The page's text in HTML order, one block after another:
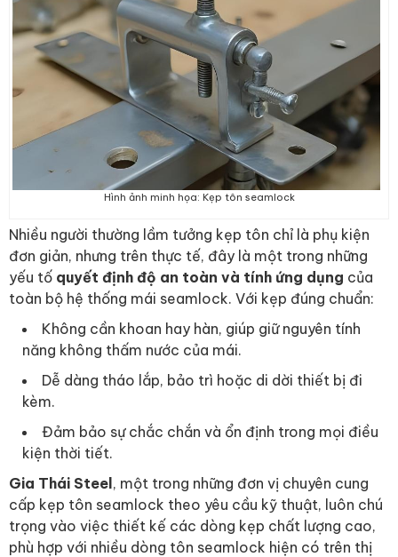
Hình ảnh minh họa: Kẹp tôn seamlock
Nhiều người thường lầm tưởng kẹp tôn chỉ là phụ kiện
đơn giản, nhưng trên thực tế, đây là một trong những
yếu tố quyết định độ an toàn và tính ứng dụng của
toàn bộ hệ thống mái seamlock. Với kẹp đúng chuẩn:
Không cần khoan hay hàn, giúp giữ nguyên tính
năng không thấm nước của mái.
Dễ dàng tháo lắp, bảo trì hoặc di dời thiết bị đi
kèm.
Đảm bảo sự chắc chắn và ổn định trong mọi điều
kiện thời tiết.
Gia Thái Steel, một trong những đơn vị chuyên cung
cấp kẹp tôn seamlock theo yêu cầu kỹ thuật, luôn chú
trọng vào việc thiết kế các dòng kẹp chất lượng cao,
phù hợp với nhiều dòng tôn seamlock hiện có trên thị